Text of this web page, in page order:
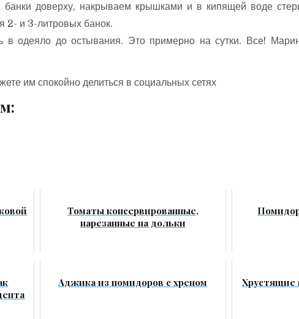
доверху, накрываем крышками и в кипящей воде
2- и 3-литровых банок.
в одеяло до остывания. Это примерно на сутки. Все!
им спокойно делиться в социальных сетях
Томаты консервированные,
нарезанные на дольки
Аджика из помидоров с хреном
Хрустящие